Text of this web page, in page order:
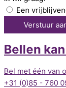
Een
Verstuur
Bellen
Bel met één van
+31 (0)85 - 760